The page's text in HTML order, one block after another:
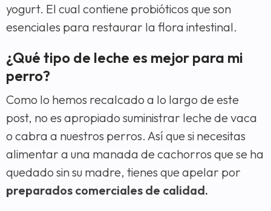
yogurt. El cual contiene probióticos que son
esenciales para restaurar la flora intestinal.
¿Qué tipo de leche es mejor para mi
perro?
Como lo hemos recalcado a lo largo de este
post, no es apropiado suministrar leche de vaca
o cabra a nuestros perros. Así que si necesitas
alimentar a una manada de cachorros que se ha
quedado sin su madre, tienes que apelar por
preparados comerciales de calidad.